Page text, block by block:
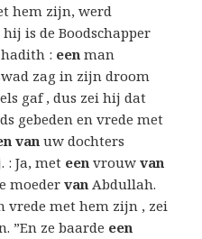
hem zijn, werd
is de Boodschapper
: een man
zag in zijn droom
gaf , dus zei hij dat
gebeden en vrede met
vanuw dochters
: Ja, met een vrouwvan
moedervan Abdullah.
vrede met hem zijn , zei
”En ze baarde een